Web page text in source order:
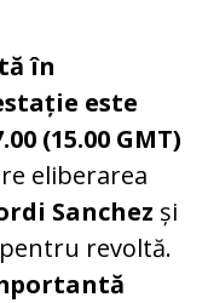
în
este
(15.00 GMT)
eliberarea
Sanchez și
revoltă.